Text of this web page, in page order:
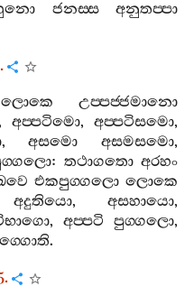
ජනස‍්ස
අනුතප‍්පා
ලොකෙ
උප‍්පජ‍්ජමානො
අප‍්පටිමො, අප‍්පටිසමො,
,අසමො අසමසමො,
:තථාගතො අරහං
එකපුග‍්ගලො ලොකෙ
අදුතියො,අසහායො,
, අප‍්පටි පුග‍්ගලො,
.